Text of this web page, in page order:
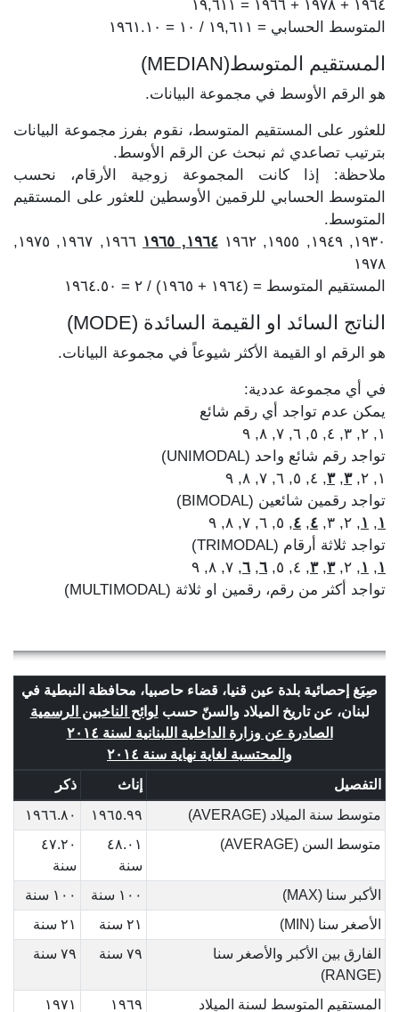
١٩٦٤ + ١٩٧٨ + ١٩٦٦ = ١٩,٦١١
المتوسط الحسابي = ١٩,٦١١ / ١٠ = ١٩٦١.١٠
المستقيم المتوسط(MEDIAN)
هو الرقم الأوسط في مجموعة البيانات.
للعثور على المستقيم المتوسط، نقوم بفرز مجموعة البيانات
بترتيب تصاعدي ثم نبحث عن الرقم الأوسط.
ملاحظة: إذا كانت المجموعة زوجية الأرقام، نحسب
المتوسط الحسابي للرقمين الأوسطين للعثور على المستقيم
المتوسط.
١٩٣٠, ١٩٤٩, ١٩٥٥, ١٩٦٢
١٩٦٤, ١٩٦٥
١٩٦٦, ١٩٦٧, ١٩٧٥,
١٩٧٨
المستقيم المتوسط = (١٩٦٤ + ١٩٦٥) / ٢ = ١٩٦٤.٥٠
الناتج السائد او القيمة السائدة (MODE)
هو الرقم او القيمة الأكثر شيوعاً في مجموعة البيانات.
في أي مجموعة عددية:
يمكن عدم تواجد أي رقم شائع
١, ٢, ٣, ٤, ٥, ٦, ٧, ٨, ٩
تواجد رقم شائع واحد (UNIMODAL)
١, ٢,
٣,٣, ٤, ٥, ٦, ٧, ٨, ٩
تواجد رقمين شائعين (BIMODAL)
١, ١, ٢, ٣, ٤, ٤, ٥, ٦, ٧, ٨, ٩
تواجد ثلاثة أرقام (TRIMODAL)
١, ١, ٢, ٣,٣, ٤, ٥, ٦, ٦, ٧, ٨, ٩
تواجد أكثر من رقم، رقمين او ثلاثة (MULTIMODAL)
صِيَغ إحصائية بلدة عين قنيا، قضاء حاصبيا، محافظة النبطية في
لبنان، عن تاريخ الميلاد والسنّ حسب لوائح الناخبين الرسمية
الصادرة عن وزارة الداخلية اللبنانية لسنة ٢٠١٤
والمحتسبة لغاية نهاية سنة ٢٠١٤
التفصيل
إناث
ذكر
متوسط سنة الميلاد (AVERAGE)
١٩٦٥.٩٩
١٩٦٦.٨٠
متوسط السن (AVERAGE)
٤٨.٠١
سنة
٤٧.٢٠
سنة
الأكبر سنا (MAX)
١٠٠ سنة
١٠٠ سنة
الأصغر سنا (MIN)
٢١ سنة
٢١ سنة
الفارق بين الأكبر والأصغر سنا
(RANGE)
٧٩ سنة ٧٩ سنة
المستقيم المتوسط لسنة الميلاد ١٩٦٩ ١٩٧١